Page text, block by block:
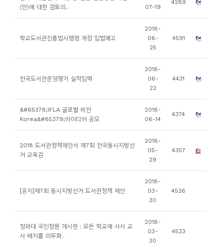
(안)에 대한 검토의..
07-19
4289
학교도서관진흥법시행령 개정 입법예고
2018-
06-
25
4591
전국도서관운영평가 실적입력
2018-
06-
22
4431
&#65378;IFLA 글로벌 비전
Korea&#65379;아이디어 공모
2018-
06-14
4374
2018 도서관정책제안서 제7회 전국동시지방선
거 교육감
2018-
05-
29
4357
[공지]제7회 동시지방선거 도서관정책 제안
2018-
03-
30
4526
청와대 국민청원 게시판 : 모든 학교에 사서 교
사 배치를 의무화..
2018-
03-
30
4523
사
실